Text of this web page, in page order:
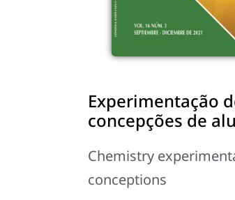
Experimentação
concepções de
Chemistry
conceptions